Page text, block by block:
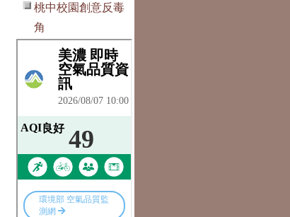
桃中校園創意反毒
角